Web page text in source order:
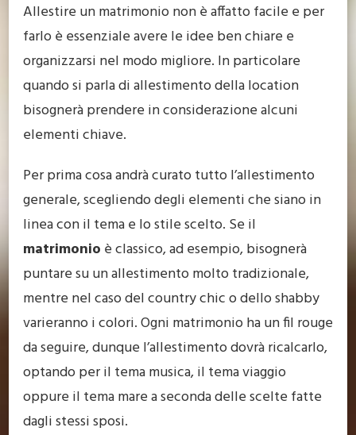
Allestire un matrimonio non è affatto facile e per
farlo è essenziale avere le idee ben chiare e
organizzarsi nel modo migliore. In particolare
quando si parla di allestimento della location
bisognerà prendere in considerazione alcuni
elementi chiave.
Per prima cosa andrà curato tutto l’allestimento
generale, scegliendo degli elementi che siano in
linea con il tema e lo stile scelto. Se il
matrimonio è classico, ad esempio, bisognerà
puntare su un allestimento molto tradizionale,
mentre nel caso del country chic o dello shabby
varieranno i colori. Ogni matrimonio ha un fil rouge
da seguire, dunque l’allestimento dovrà ricalcarlo,
optando per il tema musica, il tema viaggio
oppure il tema mare a seconda delle scelte fatte
dagli stessi sposi.